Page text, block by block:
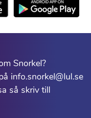
Snorkel?
info.snorkel@lul.se
så skriv till